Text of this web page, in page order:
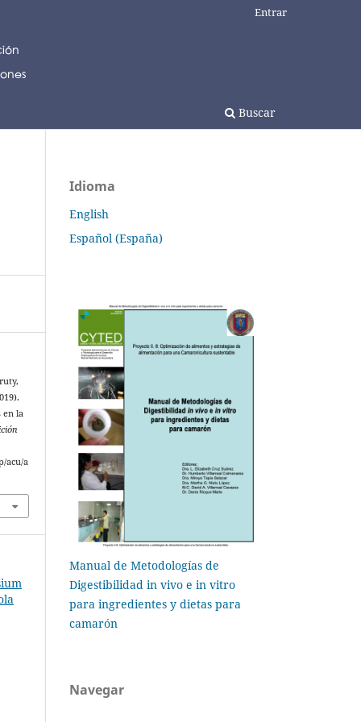
Buscar
Entrar
en la
acu/a
Idioma
English
Español (España)
Manual de Metodologías de
Digestibilidad in vivo e in vitro
para ingredientes y dietas para
camarón
Navegar